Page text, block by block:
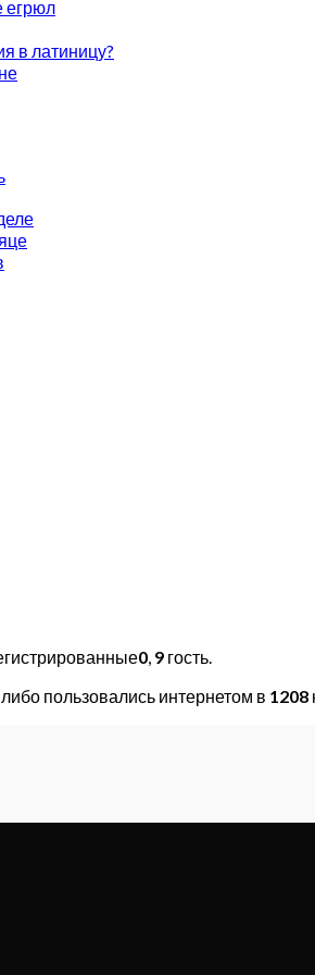
егрюл
в латиницу?
0, 9 гость.
пользовались интернетом в 1208